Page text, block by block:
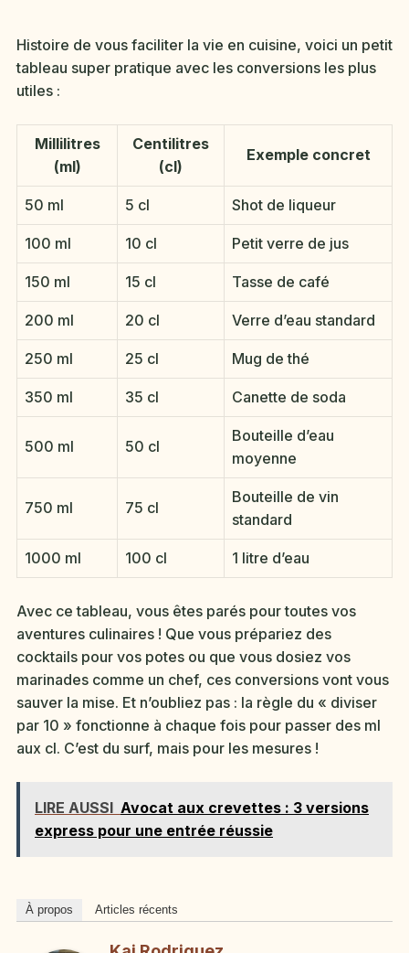
Histoire de vous faciliter la vie en cuisine, voici un petit
tableau super pratique avec les conversions les plus
utiles :
Millilitres
(ml)
Centilitres
(cl)
Exemple concret
50 ml 5 cl Shot de liqueur
100 ml 10 cl Petit verre de jus
150 ml 15 cl Tasse de café
200 ml 20 cl Verre d’eau standard
250 ml 25 cl Mug de thé
350 ml 35 cl Canette de soda
500 ml 50 cl
Bouteille d’eau
moyenne
750 ml 75 cl
Bouteille de vin
standard
1000 ml 100 cl 1 litre d’eau
Avec ce tableau, vous êtes parés pour toutes vos
aventures culinaires ! Que vous prépariez des
cocktails pour vos potes ou que vous dosiez vos
marinades comme un chef, ces conversions vont vous
sauver la mise. Et n’oubliez pas : la règle du « diviser
par 10 » fonctionne à chaque fois pour passer des ml
aux cl. C’est du surf, mais pour les mesures !
LIRE AUSSI Avocat aux crevettes : 3 versions
express pour une entrée réussie
À propos Articles récents